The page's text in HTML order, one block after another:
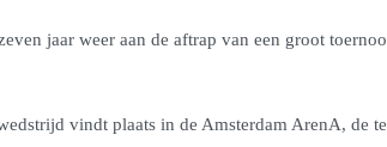
jaar weer aan de aftrap van een groot
vindt plaats in de Amsterdam ArenA, de